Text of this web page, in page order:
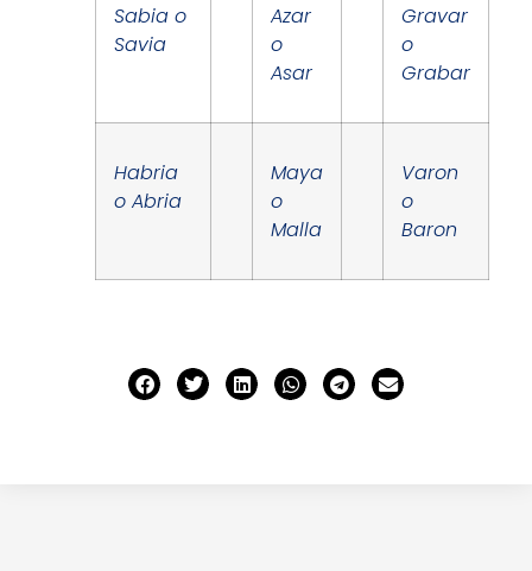
Sabia o
Savia
Azar
o
Asar
Gravar
o
Grabar
Habria
o Abria
Maya
o
Malla
Varon
o
Baron